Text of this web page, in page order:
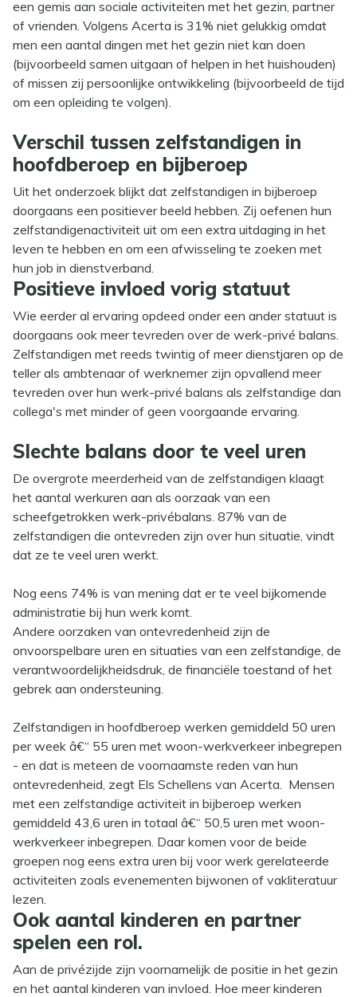
een gemis aan sociale activiteiten met het gezin, partner
of vrienden. Volgens Acerta is 31% niet gelukkig omdat
men een aantal dingen met het gezin niet kan doen
(bijvoorbeeld samen uitgaan of helpen in het huishouden)
of missen zij persoonlijke ontwikkeling (bijvoorbeeld de tijd
om een opleiding te volgen).
Verschil tussen zelfstandigen in
hoofdberoep en bijberoep
Uit het onderzoek blijkt dat zelfstandigen in bijberoep
doorgaans een positiever beeld hebben. Zij oefenen hun
zelfstandigenactiviteit uit om een extra uitdaging in het
leven te hebben en om een afwisseling te zoeken met
hun job in dienstverband.
Positieve invloed vorig statuut
Wie eerder al ervaring opdeed onder een ander statuut is
doorgaans ook meer tevreden over de werk-privé balans.
Zelfstandigen met reeds twintig of meer dienstjaren op de
teller als ambtenaar of werknemer zijn opvallend meer
tevreden over hun werk-privé balans als zelfstandige dan
collega's met minder of geen voorgaande ervaring.
Slechte balans door te veel uren
De overgrote meerderheid van de zelfstandigen klaagt
het aantal werkuren aan als oorzaak van een
scheefgetrokken werk-privébalans. 87% van de
zelfstandigen die ontevreden zijn over hun situatie, vindt
dat ze te veel uren werkt.
Nog eens 74% is van mening dat er te veel bijkomende
administratie bij hun werk komt.
Andere oorzaken van ontevredenheid zijn de
onvoorspelbare uren en situaties van een zelfstandige, de
verantwoordelijkheidsdruk, de financiële toestand of het
gebrek aan ondersteuning.
Zelfstandigen in hoofdberoep werken gemiddeld 50 uren
per week â€“ 55 uren met woon-werkverkeer inbegrepen
- en dat is meteen de voornaamste reden van hun
ontevredenheid, zegt Els Schellens van Acerta. Mensen
met een zelfstandige activiteit in bijberoep werken
gemiddeld 43,6 uren in totaal â€“ 50,5 uren met woon-
werkverkeer inbegrepen. Daar komen voor de beide
groepen nog eens extra uren bij voor werk gerelateerde
activiteiten zoals evenementen bijwonen of vakliteratuur
lezen.
Ook aantal kinderen en partner
spelen een rol.
Aan de privézijde zijn voornamelijk de positie in het gezin
en het aantal kinderen van invloed. Hoe meer kinderen